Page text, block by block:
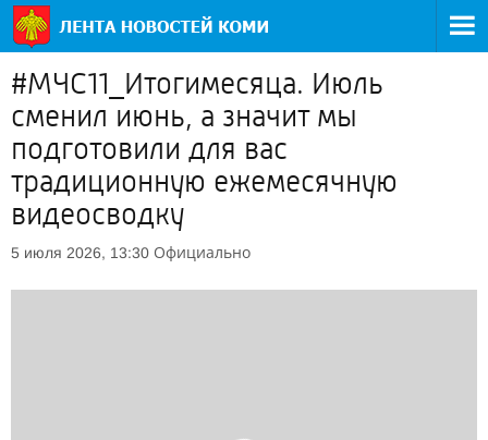
#МЧС11_Итогимесяца. Июль
сменил июнь, а значит мы
подготовили для вас
традиционную ежемесячную
видеосводку
5 июля 2026, 13:30 Официально